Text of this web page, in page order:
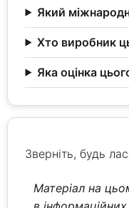
Який
Хто виробник
Яка оцінка
Зверніть, будь
Матеріал на